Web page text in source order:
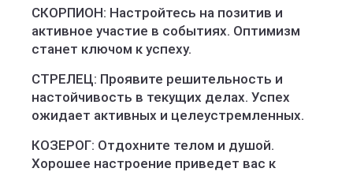
СКОРПИОН: Настройтесь на позитив и
активное участие в событиях. Оптимизм
станет ключом к успеху.
СТРЕЛЕЦ: Проявите решительность и
настойчивость в текущих делах. Успех
ожидает активных и целеустремленных.
КОЗЕРОГ: Отдохните телом и душой.
Хорошее настроение приведет вас к